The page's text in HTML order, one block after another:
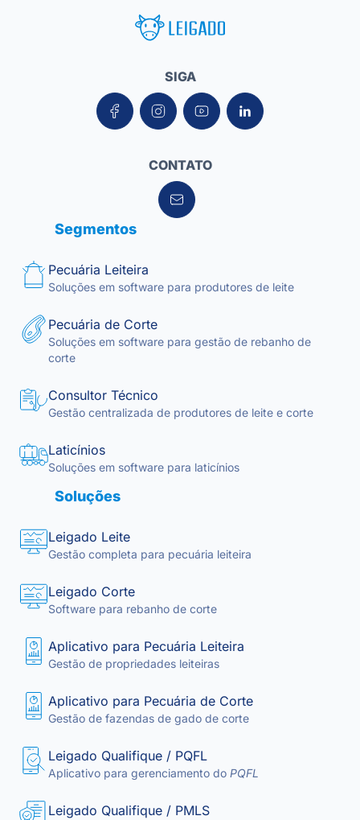
Leigado Tecnologia para Pecuária
SIGA
CONTATO
Segmentos
Pecuária Leiteira
Soluções em software para produtores de leite
Pecuária de Corte
Soluções em software para gestão de rebanho de
corte
Consultor Técnico
Gestão centralizada de produtores de leite e corte
Laticínios
Soluções em software para laticínios
Soluções
Leigado Leite
Gestão completa para pecuária leiteira
Leigado Corte
Software para rebanho de corte
Aplicativo para Pecuária Leiteira
Gestão de propriedades leiteiras
Aplicativo para Pecuária de Corte
Gestão de fazendas de gado de corte
Leigado Qualifique / PQFL
Aplicativo para gerenciamento do PQFL
Leigado Qualifique / PMLS